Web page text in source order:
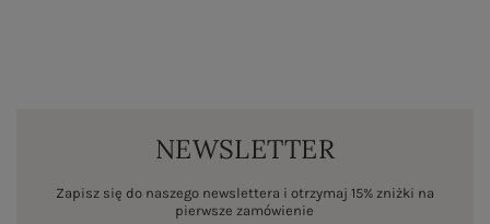
NEWSLETTER
Zapisz się do naszego newslettera i otrzymaj 15% zniżki na
pierwsze zamówienie